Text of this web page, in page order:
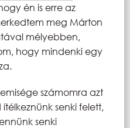
én is erre az
meg Márton
mélyebben,
hogy mindenki egy
számomra azt
senki felett,
senki